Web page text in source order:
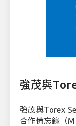
強茂與
強茂與Torex
合作備忘錄（